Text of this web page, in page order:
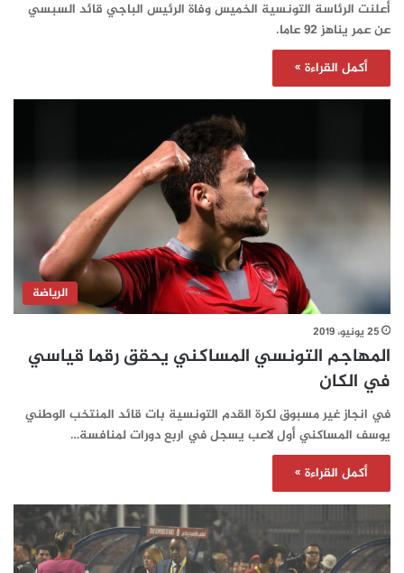
أعلنت الرئاسة التونسية الخميس وفاة الرئيس الباجي قائد السبسي
عن عمر يناهز 92 عاما.
أكمل القراءة »
الرياضة
25 يونيو، 2019
المهاجم التونسي المساكني يحقق رقما قياسي
في الكان
في انجاز غير مسبوق لكرة القدم التونسية بات قائد المنتخب الوطني
يوسف المساكني أول لاعب يسجل في اربع دورات لمنافسة…
أكمل القراءة »